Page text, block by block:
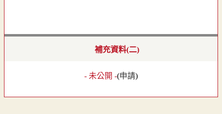
補充資料(二)
- 未公開 -(申請)